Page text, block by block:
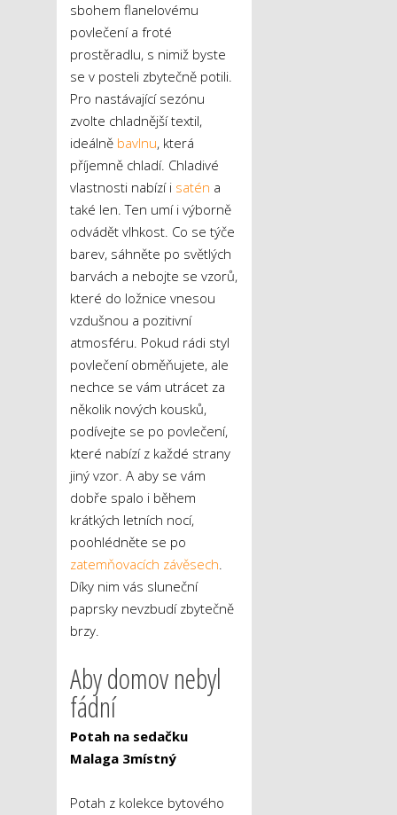
sbohem flanelovému
povlečení a froté
prostěradlu, s nimiž byste
se v posteli zbytečně potili.
Pro nastávající sezónu
zvolte chladnější textil,
ideálně bavlnu, která
příjemně chladí. Chladivé
vlastnosti nabízí i satén a
také len. Ten umí i výborně
odvádět vlhkost. Co se týče
barev, sáhněte po světlých
barvách a nebojte se vzorů,
které do ložnice vnesou
vzdušnou a pozitivní
atmosféru. Pokud rádi styl
povlečení obměňujete, ale
nechce se vám utrácet za
několik nových kousků,
podívejte se po povlečení,
které nabízí z každé strany
jiný vzor. A aby se vám
dobře spalo i během
krátkých letních nocí,
poohlédněte se po
zatemňovacích závěsech.
Díky nim vás sluneční
paprsky nevzbudí zbytečně
brzy.
Aby domov nebyl
fádní
Potah na sedačku
Malaga 3místný
Potah z kolekce bytového